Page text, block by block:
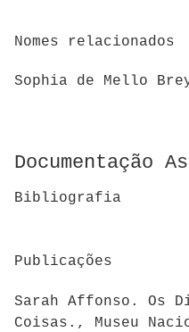
Nomes relacionados
Sophia de Mello
Documentação
Bibliografia
Publicações
Sarah Affonso. Os
Coisas., Museu